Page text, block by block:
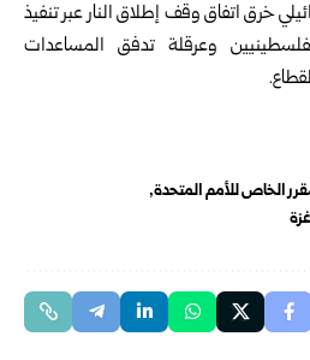
خرق اتفاق وقف إطلاق النار عبر تنفيذ
وعرقلة تدفق المساعدات
الخاص للأمم المتحدة